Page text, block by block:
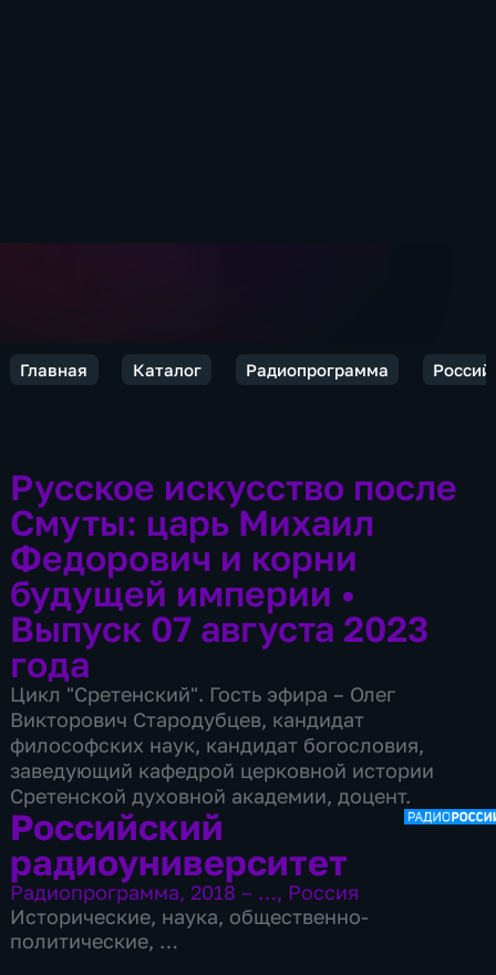
Главная Каталог Радиопрограмма
Русское искусство после
Смуты: царь Михаил
Федорович и корни
будущей империи •
Выпуск 07 августа 2023
года
Цикл "Сретенский". Гость эфира – Олег
Викторович Стародубцев, кандидат
философских наук, кандидат богословия,
заведующий кафедрой церковной истории
Сретенской духовной академии, доцент.
Российский
радиоуниверситет
Радиопрограмма, 2018 – …, Россия
Исторические, наука, общественно-
политические,